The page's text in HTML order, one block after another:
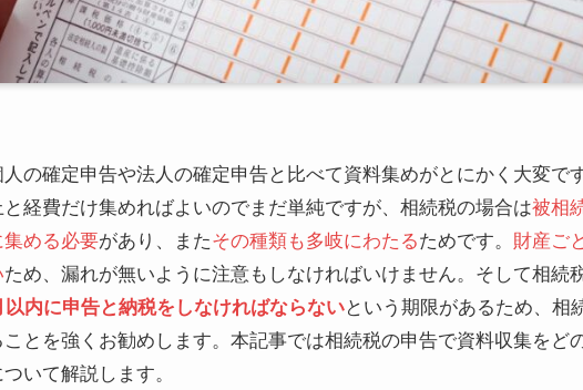
の確定申告や法人の確定申告と比べて資料集めがとにかく大変で
経費だけ集めればよいのでまだ単純ですが、相続税の場合は被相
める必要があり、またその種類も多岐にわたるためです。 財産ご
ため、漏れが無いように注意もしなければいけません。そして相続
内に申告と納税をしなければならないという期限があるため、相
とを強くお勧めします。本記事では相続税の申告で資料収集をど
いて解説します。